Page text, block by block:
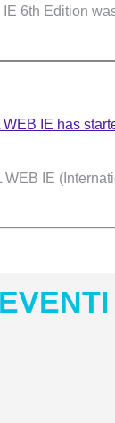
IE 6th Edition
IE has
IE